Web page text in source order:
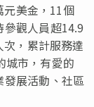
美金，11個
觀人員超14.9
，累計服務達
城市，有愛的
展活動、社區